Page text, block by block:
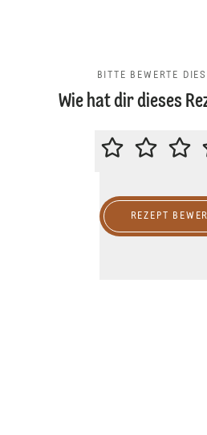
BITTE BEWERTE
Wie hat dir dieses
REZEPT